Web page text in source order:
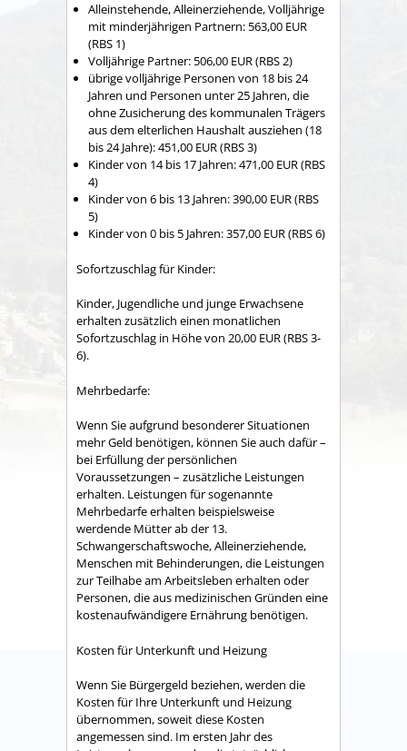
Alleinstehende, Alleinerziehende, Volljährige
mit minderjährigen Partnern: 563,00 EUR
(RBS 1)
Volljährige Partner: 506,00 EUR (RBS 2)
übrige volljährige Personen von 18 bis 24
Jahren und Personen unter 25 Jahren, die
ohne Zusicherung des kommunalen Trägers
aus dem elterlichen Haushalt ausziehen (18
bis 24 Jahre): 451,00 EUR (RBS 3)
Kinder von 14 bis 17 Jahren: 471,00 EUR (RBS
4)
Kinder von 6 bis 13 Jahren: 390,00 EUR (RBS
5)
Kinder von 0 bis 5 Jahren: 357,00 EUR (RBS 6)
Sofortzuschlag für Kinder:
Kinder, Jugendliche und junge Erwachsene
erhalten zusätzlich einen monatlichen
Sofortzuschlag in Höhe von 20,00 EUR (RBS 3-
6).
Mehrbedarfe:
Wenn Sie aufgrund besonderer Situationen
mehr Geld benötigen, können Sie auch dafür –
bei Erfüllung der persönlichen
Voraussetzungen – zusätzliche Leistungen
erhalten. Leistungen für sogenannte
Mehrbedarfe erhalten beispielsweise
werdende Mütter ab der 13.
Schwangerschaftswoche, Alleinerziehende,
Menschen mit Behinderungen, die Leistungen
zur Teilhabe am Arbeitsleben erhalten oder
Personen, die aus medizinischen Gründen eine
kostenaufwändigere Ernährung benötigen.
Kosten für Unterkunft und Heizung
Wenn Sie Bürgergeld beziehen, werden die
Kosten für Ihre Unterkunft und Heizung
übernommen, soweit diese Kosten
angemessen sind. Im ersten Jahr des